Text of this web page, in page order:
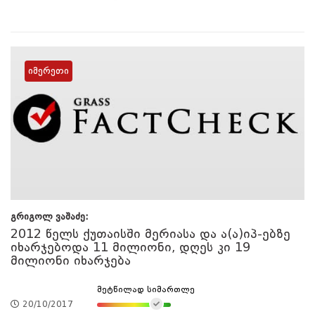
გრიგოლ ვაშაძე:
2012 წელს ქუთაისში მერიასა და ა(ა)იპ-ებზე
იხარჯებოდა 11 მილიონი, დღეს კი 19
მილიონი იხარჯება
20/10/2017
მეტწილად სიმართლე
იმერეთი